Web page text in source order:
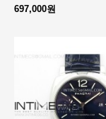
697,000원